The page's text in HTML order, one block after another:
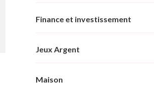
Finance et investissement
Jeux Argent
Maison